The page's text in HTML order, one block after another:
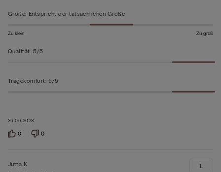
bewertet
26.06.2023
Größe: Entspricht der tatsächlichen Größe
Zu klein Zu groß
Qualität: 5/5
Tragekomfort: 5/5
0 0
Jutta K
L